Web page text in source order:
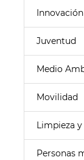
Innovación
Juventud
Medio
Movilidad
Limpieza
Personas